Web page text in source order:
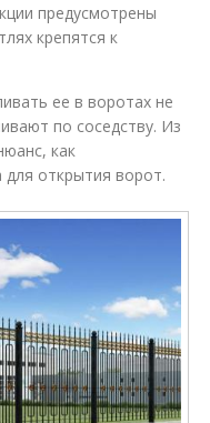
предусмотрены
крепятся к
ее в воротах не
по соседству. Из
как
открытия ворот.